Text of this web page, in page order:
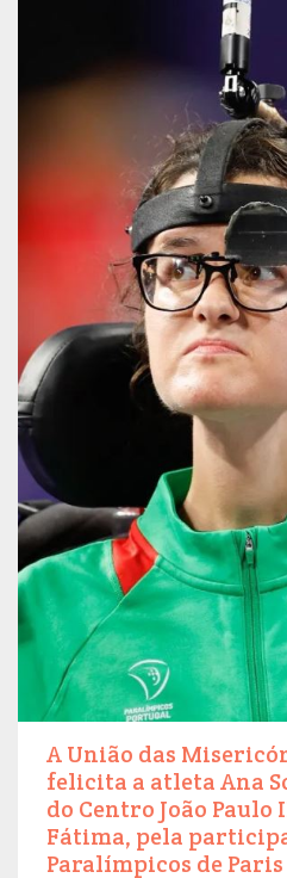
A União das
felicita a atleta Ana
do Centro João Paulo
Fátima, pela
Paralímpicos de Paris